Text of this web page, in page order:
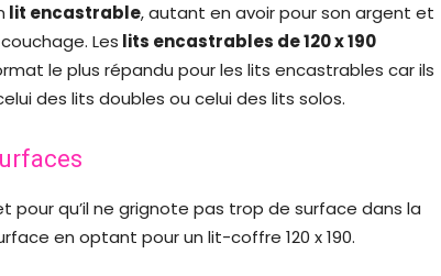
lit encastrable, autant en avoir pour son argent et
Les lits encastrables de 120 x 190
le plus répandu pour les lits encastrables car ils
des lits doubles ou celui des lits solos.
pour qu’il ne grignote pas trop de surface dans la
en optant pour un lit-coffre 120 x 190.